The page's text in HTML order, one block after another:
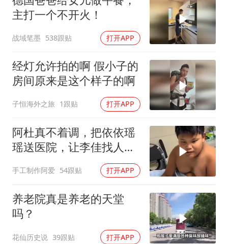
中方回应日本广岛核爆81周年
奋进开新局 实干挑大梁
主打一个不开火！
战域笔墨 538跟贴 打开APP
经灯允许拍的啊 假小子的
房间原来是这个样子的啊
子恒海外之旅 1跟贴 打开APP
阿杜真不着调，把依依瑶
瑶送医院，让李佳找人看
手工制作阿爱 54跟贴 打开APP
养老院真是养老的天堂
吗？
花仙历史说 39跟贴 打开APP